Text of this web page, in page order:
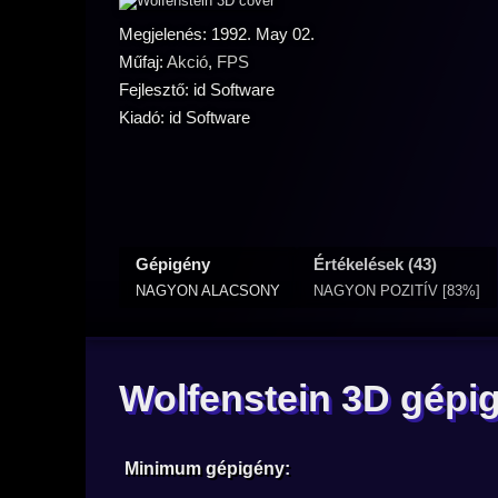
Megjelenés: 1992. May 02.
Műfaj: Akció, FPS
Fejlesztő: id Software
Kiadó: id Software
Gépigény
NAGYON ALACSONY
Értékelések (43)
NAGYON POZITÍV [83%]
Wolfenstein 3D
Minimum gépigény: